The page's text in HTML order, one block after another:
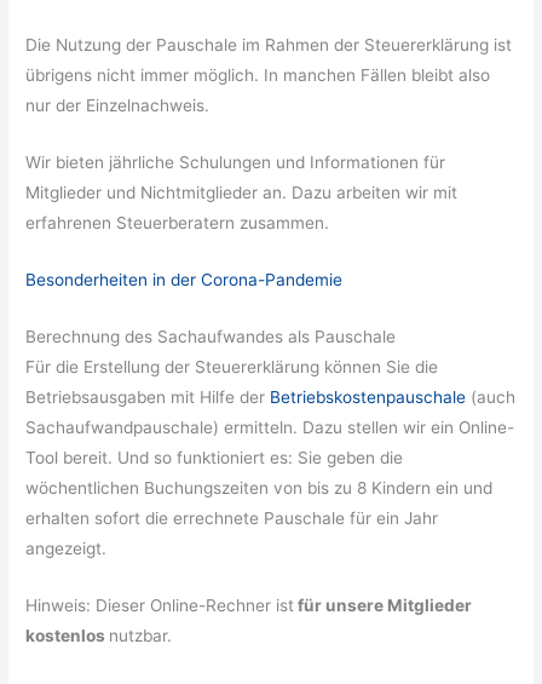
Die Nutzung der Pauschale im Rahmen der Steuererklärung ist
übrigens nicht immer möglich. In manchen Fällen bleibt also
nur der Einzelnachweis.
Wir bieten jährliche Schulungen und Informationen für
Mitglieder und Nichtmitglieder an. Dazu arbeiten wir mit
erfahrenen Steuerberatern zusammen.
Besonderheiten in der Corona-Pandemie
Berechnung des Sachaufwandes als Pauschale
Für die Erstellung der Steuererklärung können Sie die
Betriebsausgaben mit Hilfe der Betriebskostenpauschale (auch
Sachaufwandpauschale) ermitteln. Dazu stellen wir ein Online-
Tool bereit. Und so funktioniert es: Sie geben die
wöchentlichen Buchungszeiten von bis zu 8 Kindern ein und
erhalten sofort die errechnete Pauschale für ein Jahr
angezeigt.
Hinweis: Dieser Online-Rechner ist für unsere Mitglieder
kostenlos nutzbar.